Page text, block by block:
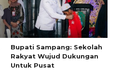
Bupati Sampang: Sekolah
Rakyat Wujud Dukungan
Untuk Pusat